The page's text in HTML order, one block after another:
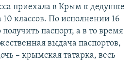
приехала в Крым к дедушке
классов. По исполнении 16
паспорт, а в то время
выдача паспортов,
– крымская татарка, весь